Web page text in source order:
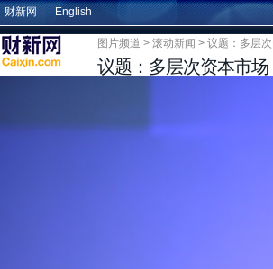
财新网 English
图片频道 > 滚动新闻 > 议题：多层
议题：多层次资本市场